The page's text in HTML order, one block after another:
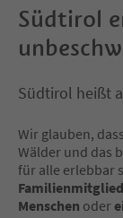
Südtirol
Südtirol heißt
Wir glauben,
Wälder und das
für alle erlebbar
Menschen oder